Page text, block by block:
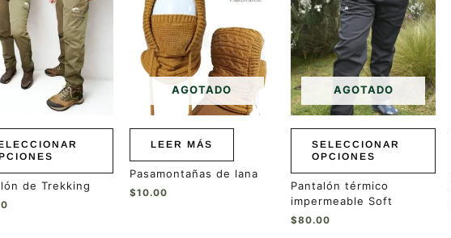
de Trekking
AGOTADO
LEER MÁS
Pasamontañas de lana
$10.00
AGOTADO
SELECCIONAR
OPCIONES
tiene
múltiples
variantes.
Las
opciones
se
pueden
elegir
en
página
de
producto
Pantalón térmico
impermeable Soft
$80.00